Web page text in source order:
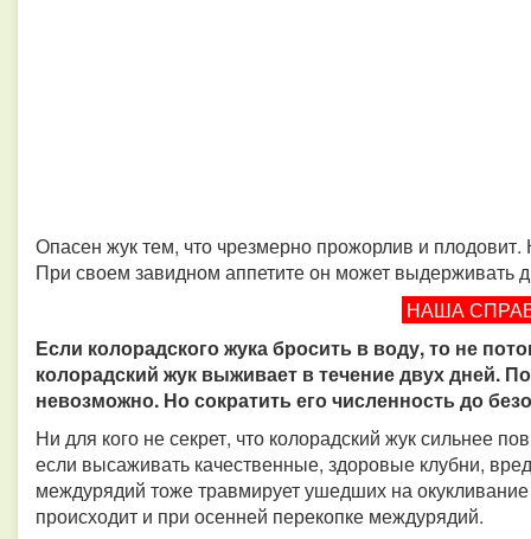
Опасен жук тем, что чрезмерно прожорлив и
При своем завидном аппетите он может выдерживать
НАША
Если колорадского жука бросить в воду, то не
колорадский жук выживает в течение двух дней.
невозможно. Но сократить его численность до
Ни для кого не секрет, что колорадский жук сильнее
если высаживать качественные, здоровые клубни,
междурядий тоже травмирует ушедших на
происходит и при осенней перекопке междурядий.